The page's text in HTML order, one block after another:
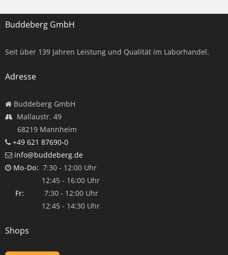
Buddeberg GmbH
Seit über 139 Jahren Leistung und Qualität im Laborhandel.
Adresse
Buddeberg GmbH
Mallaustr. 49
68219 Mannheim
+49 621 87690-0
info@buddeberg.de
Mo-Do: 7:30 - 12:00 Uhr
12:45 - 16:00 Uhr
Fr: 7:30 - 12:00 Uhr
12:45 - 14:30 Uhr
Shops